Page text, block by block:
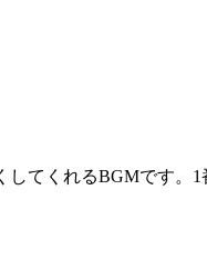
てくれるBGMです